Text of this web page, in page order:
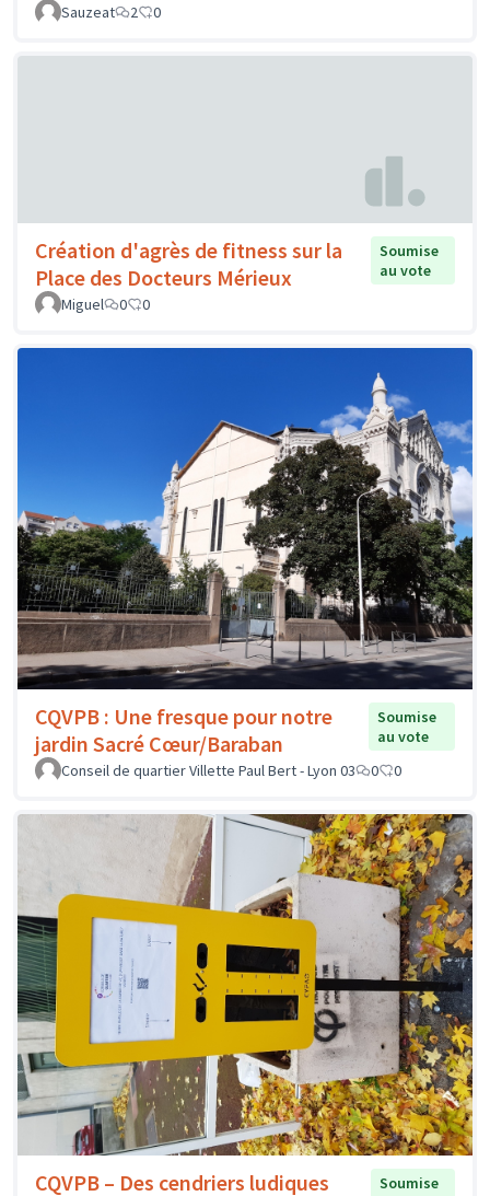
Sauzeat
2 0
Création d'agrès de fitness sur la
Place des Docteurs Mérieux
Soumise
au vote
Miguel
0 0
CQVPB : Une fresque pour notre
jardin Sacré Cœur/Baraban
Soumise
au vote
Conseil de quartier Villette Paul Bert - Lyon 03
0 0
CQVPB – Des cendriers ludiques
Soumise